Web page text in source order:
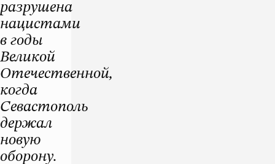
разрушена
нацистами
в годы
Великой
Отечественной,
когда
Севастополь
держал
новую
оборону.